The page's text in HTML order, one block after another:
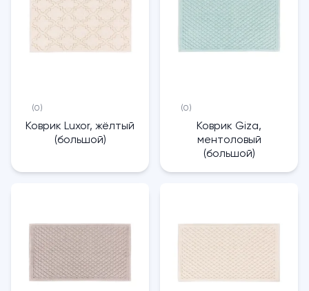
(0)
Коврик Luxor, жёлтый
(большой)
(0)
Коврик Giza,
ментоловый
(большой)